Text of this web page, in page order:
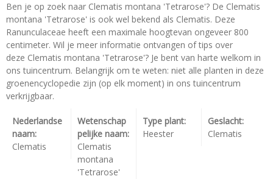
Ben je op zoek naar Clematis montana 'Tetrarose'? De Clematis
montana 'Tetrarose' is ook wel bekend als Clematis. Deze
Ranunculaceae heeft een maximale hoogtevan ongeveer 800
centimeter. Wil je meer informatie ontvangen of tips over
deze Clematis montana 'Tetrarose'? Je bent van harte welkom in
ons tuincentrum. Belangrijk om te weten: niet alle planten in deze
groenencyclopedie zijn (op elk moment) in ons tuincentrum
verkrijgbaar.
Nederlandse
naam:
Clematis
Wetenschap
pelijke naam:
Clematis
montana
'Tetrarose'
Type plant:
Heester
Geslacht:
Clematis